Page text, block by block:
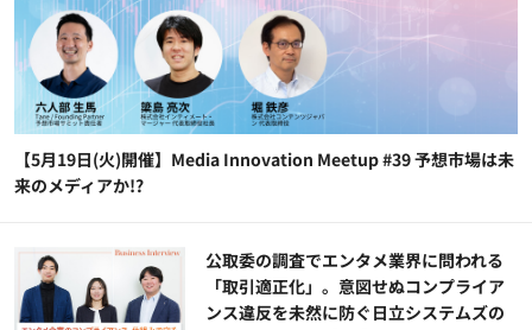
【5月19日(火)開催】Media Innovation Meetup #39 予想市場は未
来のメディアか!?
公​​取委の調査でエンタメ業界に問われる
「取引適正化」。意図せぬコンプライア
ンス違反を未然に防ぐ日立システムズの